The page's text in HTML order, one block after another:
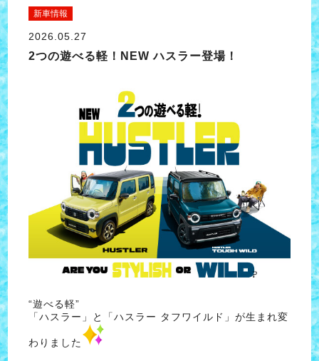
新車情報
2026.05.27
2つの遊べる軽！NEW ハスラー登場！
“遊べる軽”
「ハスラー」と「ハスラー タフワイルド」が生まれ変
わりました